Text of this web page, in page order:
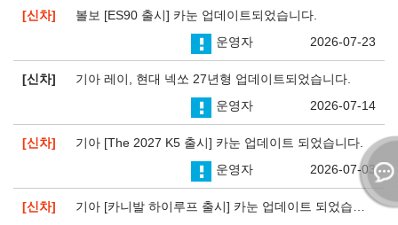
신차
볼보 [ES90 출시] 카눈 업데이트되었습니다.
2026-07-23
운영자
신차
기아 레이, 현대 넥쏘 27년형 업데이트되었습니다.
2026-07-14
운영자
신차
기아 [The 2027 K5 출시] 카눈 업데이트 되었습니다.
2026-07-03
운영자
신차